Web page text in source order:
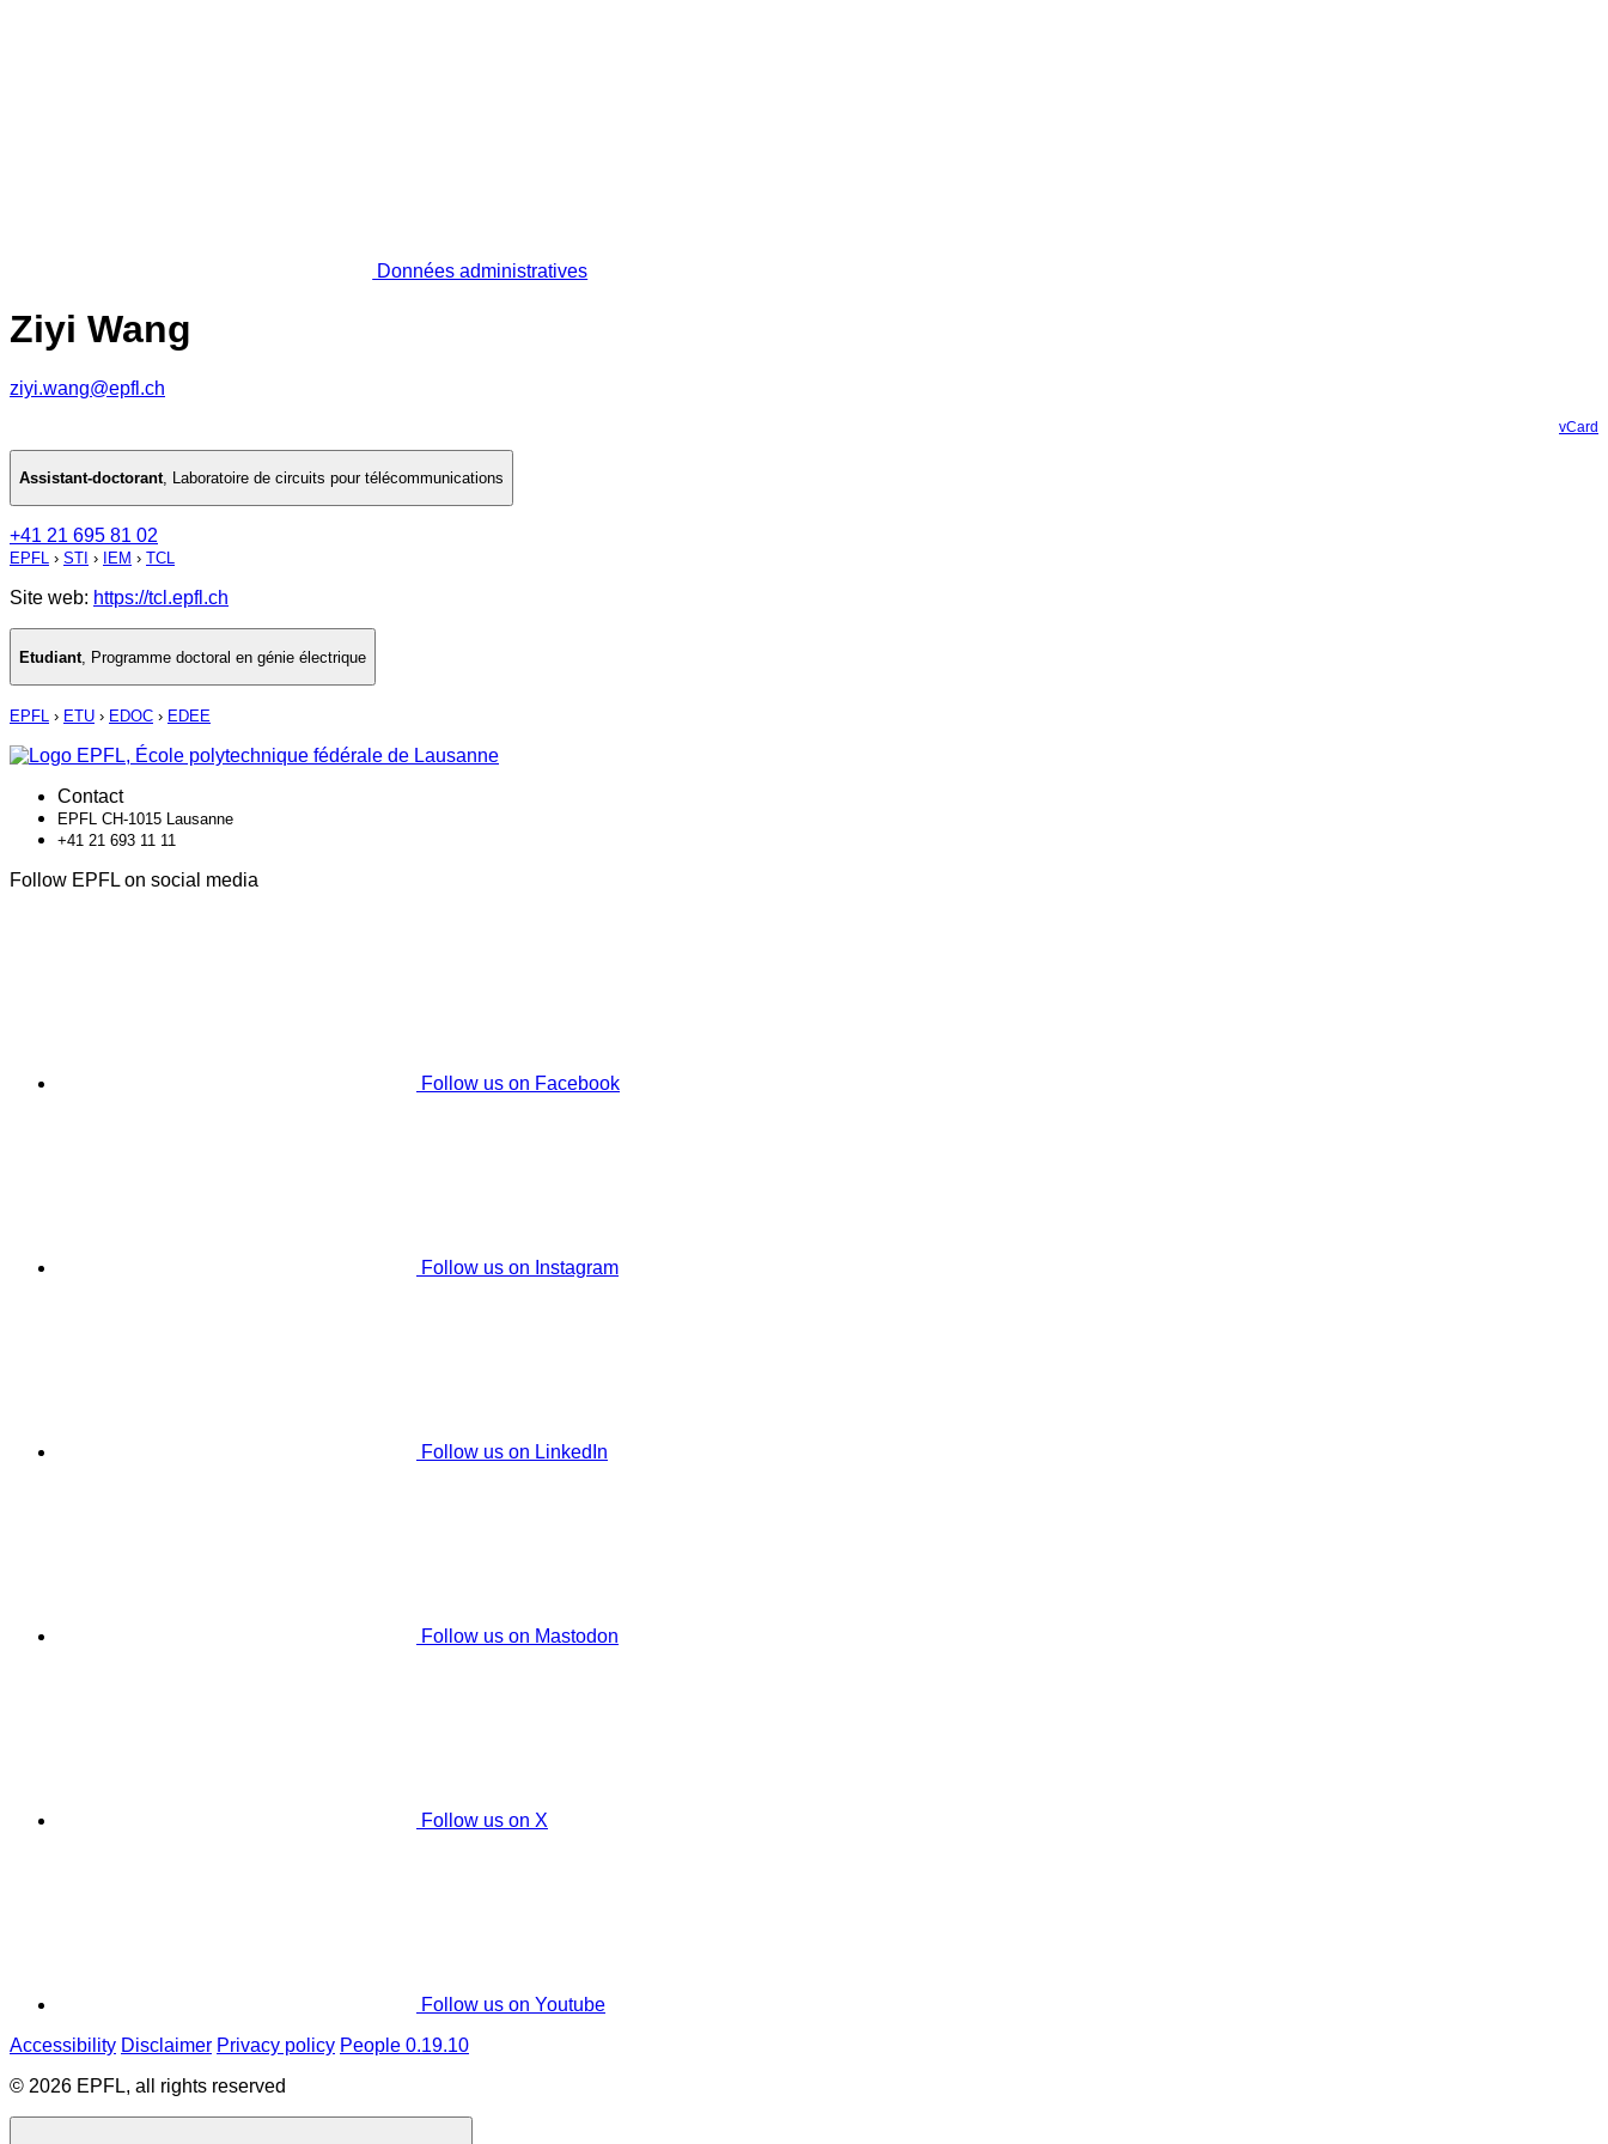
Données administratives
Ziyi Wang
ziyi.wang@epfl.ch
vCard
Assistant-doctorant, Laboratoire de circuits pour télécommunications
+41 21 695 81 02
EPFL › STI › IEM › TCL
Site web: https://tcl.epfl.ch
Etudiant Programme doctoral en génie électrique
EPFL › ETU › EDOC › EDEE
Contact
EPFL CH-1015 Lausanne
+41 21 693 11 11
Follow EPFL on social media
Follow us on Facebook
Follow us on Instagram
Follow us on LinkedIn
Follow us on Mastodon
Follow us on X
Follow us on Youtube
Accessibility Disclaimer Privacy policy People 0.19.10
© 2026 EPFL, all rights reserved